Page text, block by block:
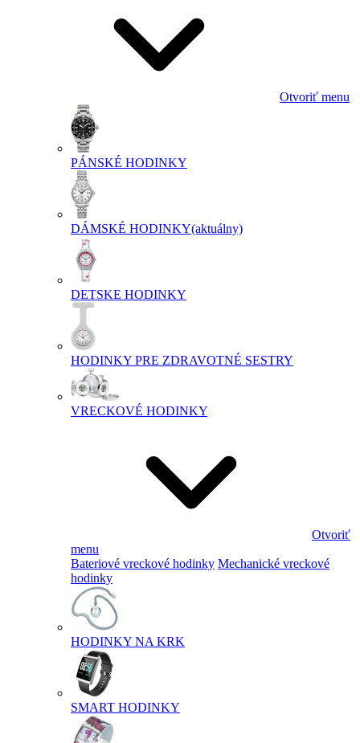
Otvoriť menu
PÁNSKÉ HODINKY
DÁMSKÉ HODINKY(aktuálny)
DETSKE HODINKY
HODINKY PRE ZDRAVOTNÉ SESTRY
VRECKOVÉ HODINKY
Otvoriť
menu
Bateriové vreckové hodinky Mechanické vreckové
hodinky
HODINKY NA KRK
SMART HODINKY